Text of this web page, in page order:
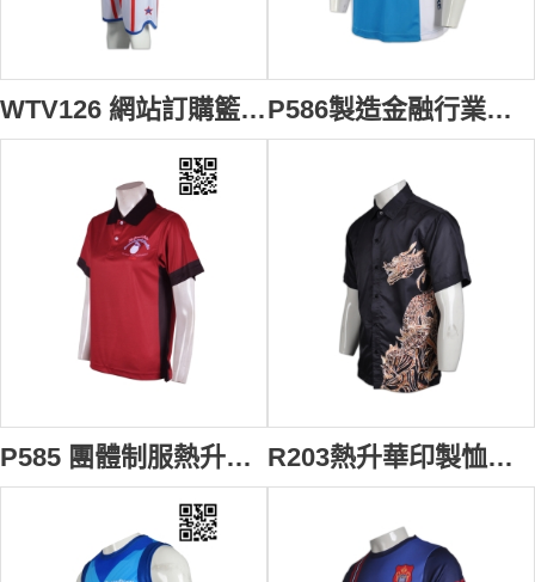
WTV126 網站訂購籃球服 組隊波衫 籃球波衫印製 全件印 熱升華印字波衫 團體籃球服 籃球服專門店 P586製造金融行業熱升華 金融銀行業 運動衫 個人設計工作Polo恤 大量訂造Polo恤 Polo恤製造商
P585 團體制服熱升華polo恤 度身訂做 俱樂部團體運動polo恤 羽毛球 乒乓球 熱升華polo恤 熱升華產品專門店 R203熱升華印製恤衫 定製 個性龍形圖紋熱升華恤衫 熱升華產品設計 熱升華恤衫生產商